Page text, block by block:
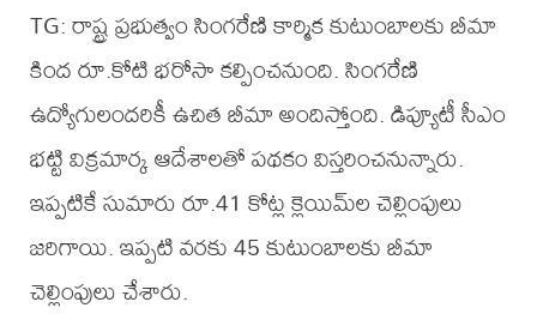
TG: రాష్ట్ర ప్రభుత్వం సింగరేణి కార్మిక కుటుంబాలకు బీమా
కింద రూ.కోటి భరోసా కల్పించనుంది. సింగరేణి
ఉద్యోగులందరికీ ఉచిత బీమా అందిస్తోంది. డిప్యూటీ సీఎం
భట్టి విక్రమార్క ఆదేశాలతో పథకం విస్తరించనున్నారు.
ఇప్పటికే సుమారు రూ.41 కోట్ల క్లెయిమ్‌ల చెల్లింపులు
జరిగాయి. ఇప్పటి వరకు 45 కుటుంబాలకు బీమా
చెల్లింపులు చేశారు.